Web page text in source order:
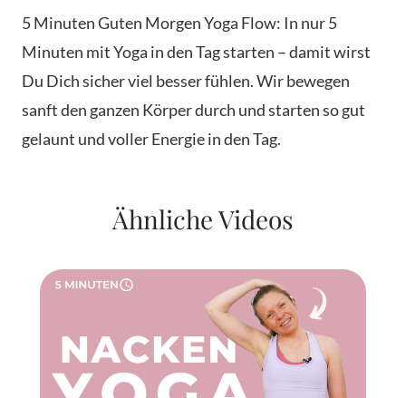
5 Minuten Guten Morgen Yoga Flow: In nur 5
Minuten mit Yoga in den Tag starten – damit wirst
Du Dich sicher viel besser fühlen. Wir bewegen
sanft den ganzen Körper durch und starten so gut
gelaunt und voller Energie in den Tag.
Ähnliche Videos